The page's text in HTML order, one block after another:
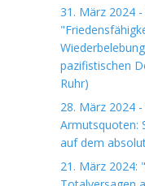
31. März 2024
pazifistischen
Ruhr)
28. März 2024
Armutsquoten:
auf dem
21. März 2024: